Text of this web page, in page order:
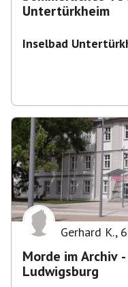
Untertürkheim
Inselbad
Gerhard K.,
Morde im Archiv
Ludwigsburg